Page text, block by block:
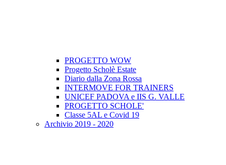
PROGETTO WOW
Progetto Scholè Estate
Diario dalla Zona Rossa
INTERMOVE FOR TRAINERS
UNICEF PADOVA e IIS G. VALLE
PROGETTO SCHOLE'
Classe 5AL e Covid 19
Archivio 2019 - 2020